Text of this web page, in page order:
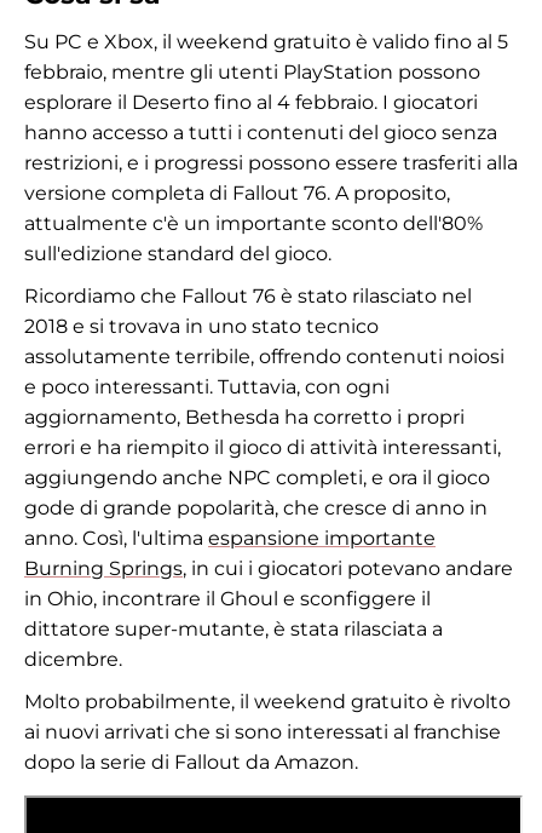
Su PC e Xbox, il weekend gratuito è valido fino al 5
febbraio, mentre gli utenti PlayStation possono
esplorare il Deserto fino al 4 febbraio. I giocatori
hanno accesso a tutti i contenuti del gioco senza
restrizioni, e i progressi possono essere trasferiti alla
versione completa di Fallout 76. A proposito,
attualmente c'è un importante sconto dell'80%
sull'edizione standard del gioco.
Ricordiamo che Fallout 76 è stato rilasciato nel
2018 e si trovava in uno stato tecnico
assolutamente terribile, offrendo contenuti noiosi
e poco interessanti. Tuttavia, con ogni
aggiornamento, Bethesda ha corretto i propri
errori e ha riempito il gioco di attività interessanti,
aggiungendo anche NPC completi, e ora il gioco
gode di grande popolarità, che cresce di anno in
anno. Così, l'ultima espansione importante
Burning Springs, in cui i giocatori potevano andare
in Ohio, incontrare il Ghoul e sconfiggere il
dittatore super-mutante, è stata rilasciata a
dicembre.
Molto probabilmente, il weekend gratuito è rivolto
ai nuovi arrivati che si sono interessati al franchise
dopo la serie di Fallout da Amazon.